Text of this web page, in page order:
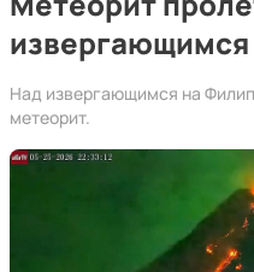
извергающимся
Над извергающимся на
метеорит.